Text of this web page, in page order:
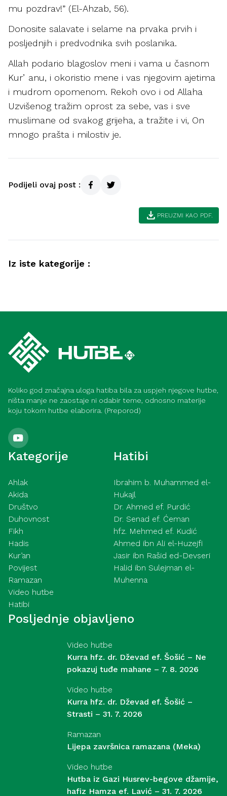
mu pozdrav!” (El-Ahzab, 56).
Donosite salavate i selame na prvaka prvih i
posljednjih i predvodnika svih poslanika.
Allah podario blagoslov meni i vama u časnom
Kurʼanu, i okoristio mene i vas njegovim ajetima
i mudrom opomenom. Rekoh ovo i od Allaha
Uzvišenog tražim oprost za sebe, vas i sve
muslimane od svakog grijeha, a tražite i vi, On
mnogo prašta i milostiv je.
Podijeli ovaj post :
download PREUZMI KAO PDF.
Iz iste kategorije :
Koliko god značajna uloga hatiba bila za uspjeh njegove hutbe,
ništa manje ne zaostaje ni odabir teme, odnosno materije
koju tokom hutbe elaborira. (Preporod)
Kategorije
Ahlak
Akida
Društvo
Duhovnost
Fikh
Hadis
Kur’an
Povijest
Ramazan
Video hutbe
Hatibi
Hatibi
Ibrahim b. Muhammed el-
Hukajl
Dr. Ahmed ef. Purdić
Dr. Senad ef. Ćeman
hfz. Mehmed ef. Kudić
Ahmed ibn Ali el-Huzejfi
Jasir ibn Rašid ed-Devseri
Halid ibn Sulejman el-
Muhenna
Posljednje objavljeno
Video hutbe
Kurra hfz. dr. Dževad ef. Šošić – Ne
pokazuj tuđe mahane – 7. 8. 2026
Video hutbe
Kurra hfz. dr. Dževad ef. Šošić –
Strasti – 31. 7. 2026
Ramazan
Lijepa završnica ramazana (Meka)
Video hutbe
Hutba iz Gazi Husrev-begove džamije,
hafiz Hamza ef. Lavić – 31. 7. 2026